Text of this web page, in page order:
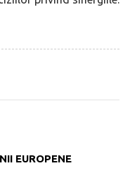
EUROPENE